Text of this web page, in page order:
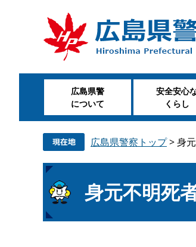
。
て
広島県警
について
安全安心
くらし
広島県警察トップ>身
文
身元不明死